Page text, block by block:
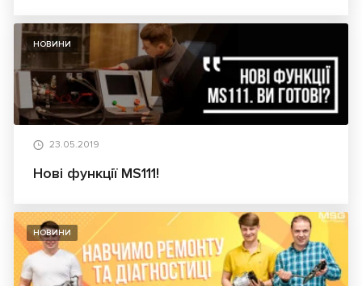
НОВИНИ
23.05.2019
Нові функції MS111!
НОВИНИ